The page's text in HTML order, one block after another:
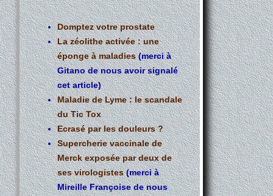
Domptez votre prostate
La zéolithe activée : une
éponge à maladies(merci à
Gitano de nous avoir signalé
cet article)
Maladie de Lyme : le scandale
du Tic Tox
Ecrasé par les douleurs ?
Supercherie vaccinale de
Merck exposée par deux de
ses virologistes(merci à
Mireille Françoise de nous